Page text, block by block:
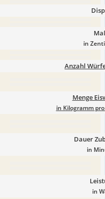
in
Anzahl
Menge
in Kilogramm
Dauer
in
in